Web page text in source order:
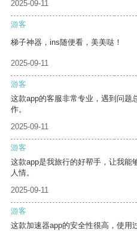
2025-09-11
游客
梯子神器，ins随便看，美美哒！
2025-09-11
游客
这款app的客服非常专业，遇到问题
作。
2025-09-11
游客
这款app是我旅行的好帮手，让我能
人情。
2025-09-11
游客
这款加速器app的安全性很高，使用